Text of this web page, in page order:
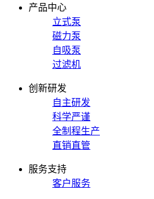
产品中心
立式泵
磁力泵
自吸泵
过滤机
创新研发
自主研发
科学严谨
全制程生产
直销直管
服务支持
客户服务